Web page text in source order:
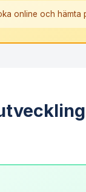
online och hämta